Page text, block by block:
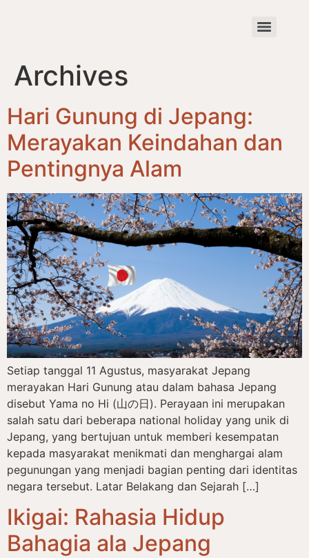
Archives
Hari Gunung di Jepang:
Merayakan Keindahan dan
Pentingnya Alam
Setiap tanggal 11 Agustus, masyarakat Jepang
merayakan Hari Gunung atau dalam bahasa Jepang
disebut Yama no Hi (山の日). Perayaan ini merupakan
salah satu dari beberapa national holiday yang unik di
Jepang, yang bertujuan untuk memberi kesempatan
kepada masyarakat menikmati dan menghargai alam
pegunungan yang menjadi bagian penting dari identitas
negara tersebut. Latar Belakang dan Sejarah […]
Ikigai: Rahasia Hidup
Bahagia ala Jepang